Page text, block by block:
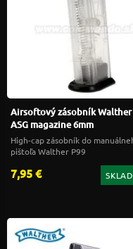
Airsoftový zásobník Walther
ASG magazine 6mm
High-cap zásobník do
pištoľa Walther P99
7,95 €